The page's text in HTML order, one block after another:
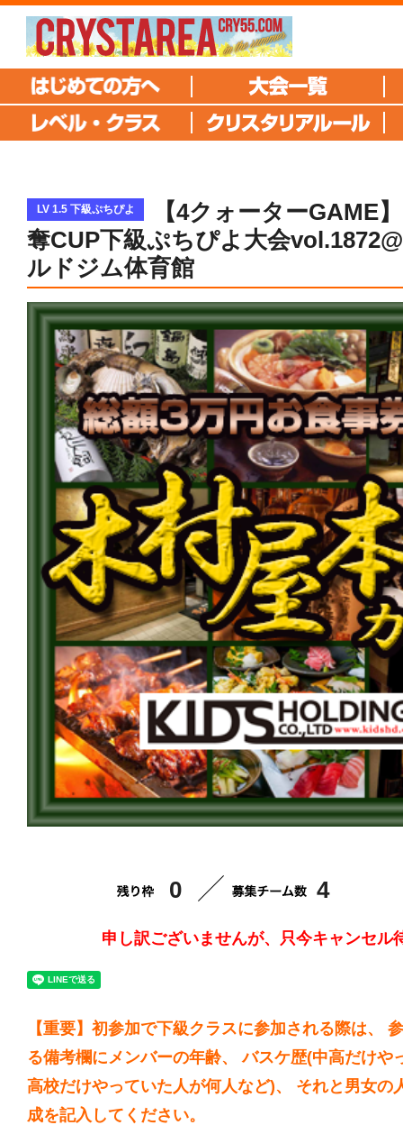
LV 1.5 下級ぷちぴよ
【4クォーターGAME
奪CUP下級ぷちぴよ大会
ルドジム体育館
0 4
申し訳ございませんが、只今キャンセル
【重要】初参加で下級クラスに参加される際は、
る備考欄にメンバーの年齢、 バスケ歴(中高だけや
高校だけやっていた人が何人など)、 それと男女の
成を記入してください。